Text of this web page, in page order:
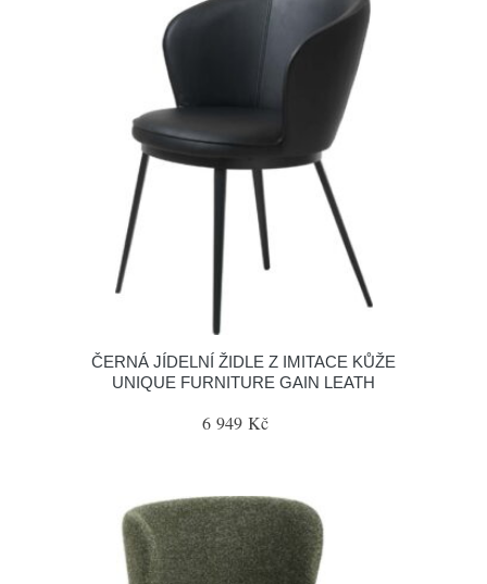
ČERNÁ JÍDELNÍ ŽIDLE Z IMITACE KŮŽE
UNIQUE FURNITURE GAIN LEATH
6 949 Kč